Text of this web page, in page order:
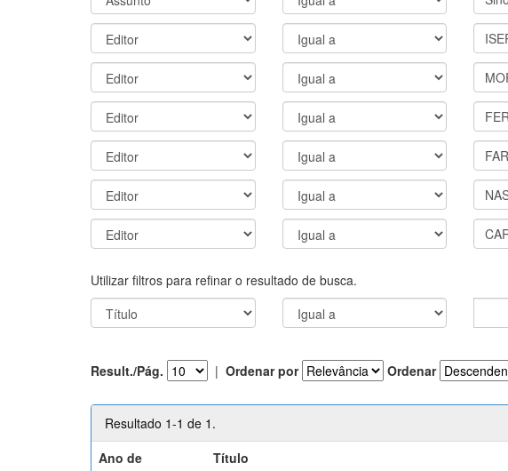
Utilizar filtros para refinar o resultado de busca.
Result./Pág. | Ordenar por Ordenar
Resultado 1-1 de 1.
Ano de
Título